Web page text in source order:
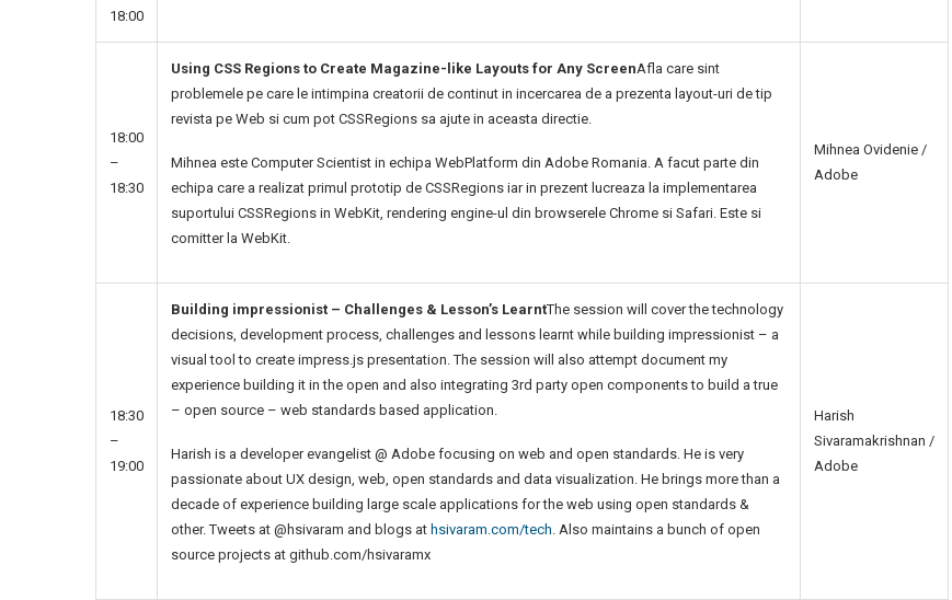
18:00
18:00
–
18:30
Using CSS Regions to Create Magazine-like Layouts for Any ScreenAfla care sint
problemele pe care le intimpina creatorii de continut in incercarea de a prezenta layout-uri de tip
revista pe Web si cum pot CSSRegions sa ajute in aceasta directie.
Mihnea este Computer Scientist in echipa WebPlatform din Adobe Romania. A facut parte din
echipa care a realizat primul prototip de CSSRegions iar in prezent lucreaza la implementarea
suportului CSSRegions in WebKit, rendering engine-ul din browserele Chrome si Safari. Este si
comitter la WebKit.
Mihnea Ovidenie /
Adobe
18:30
–
19:00
Building impressionist – Challenges & Lesson’s LearntThe session will cover the technology
decisions, development process, challenges and lessons learnt while building impressionist – a
visual tool to create impress.js presentation. The session will also attempt document my
experience building it in the open and also integrating 3rd party open components to build a true
– open source – web standards based application.
Harish is a developer evangelist @ Adobe focusing on web and open standards. He is very
passionate about UX design, web, open standards and data visualization. He brings more than a
decade of experience building large scale applications for the web using open standards &
other. Tweets at @hsivaram and blogs at hsivaram.com/tech. Also maintains a bunch of open
source projects at github.com/hsivaramx
Harish
Sivaramakrishnan /
Adobe